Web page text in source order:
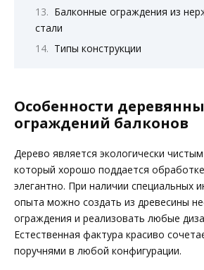
Балконные ограждения из
стали
Типы конструкции
Особенности
ограждений балконов
Дерево является экологически
который хорошо поддается
элегантно. При наличии специальных
опыта можно создать из древесины
ограждения и реализовать любые
Естественная фактура красиво
поручнями в любой конфигурации.